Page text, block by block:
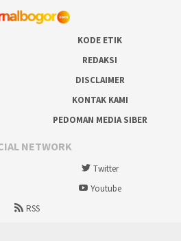
KODE ETIK
REDAKSI
DISCLAIMER
KONTAK KAMI
PEDOMAN MEDIA SIBER
NETWORK
Twitter
Youtube
RSS